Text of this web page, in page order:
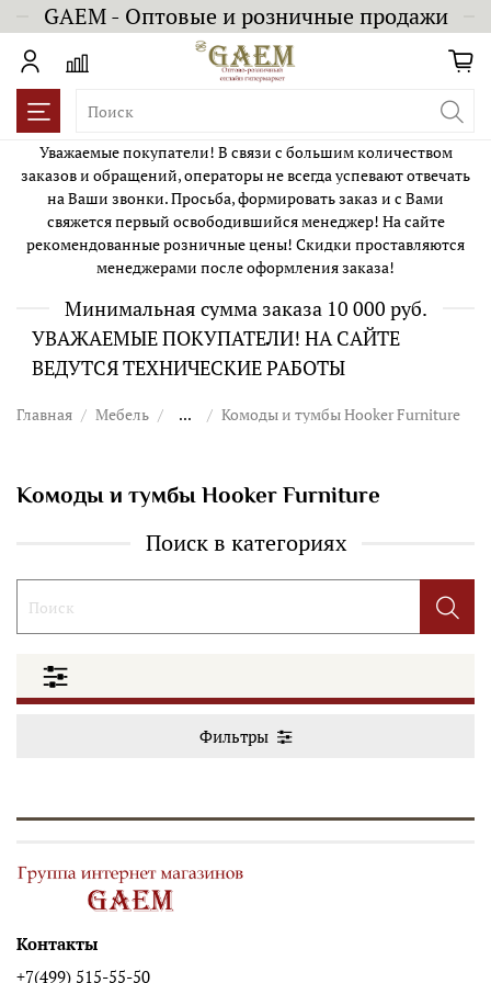
GAEM - Оптовые и розничные продажи
Уважаемые покупатели! В связи с большим количеством
заказов и обращений, операторы не всегда успевают отвечать
на Ваши звонки. Просьба, формировать заказ и с Вами
свяжется первый освободившийся менеджер! На сайте
рекомендованные розничные цены! Скидки проставляются
менеджерами после оформления заказа!
Минимальная сумма заказа 10 000 руб.
УВАЖАЕМЫЕ ПОКУПАТЕЛИ! НА САЙТЕ
ВЕДУТСЯ ТЕХНИЧЕСКИЕ РАБОТЫ
Главная Мебель ... Комоды и тумбы Hooker Furniture
Комоды и тумбы Hooker Furniture
Поиск в категориях
Фильтры
Контакты
+7(499) 515-55-50